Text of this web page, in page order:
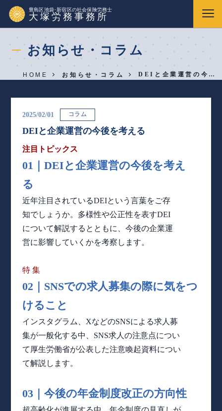
豊島区池袋･新宿区の社会保険労務士
大塚労務事務所
お知らせ・コラム
HOME お知らせ・コラム DEIと企業運営の今…
2025/02/01 コラム
DEIと企業運営の今後を考える
注目トピックス
01｜ DEIと企業運営の今後を考え
る
近年注目されているDEIという言葉をご存
知でしょうか。多様性や公正性を表すDEI
について解説するとともに、今後の企業運
営に影響していくかを考察します。
特 集
02｜SNSでの求人募集の際に気をつ
けること
インスタグラム、XなどのSNSによる求人募
集が一般化する中、SNS求人の注意点につい
て厚生労働省が公表した注意喚起資料につい
て解説します。
03｜ 今後の年金制度改正の方向性